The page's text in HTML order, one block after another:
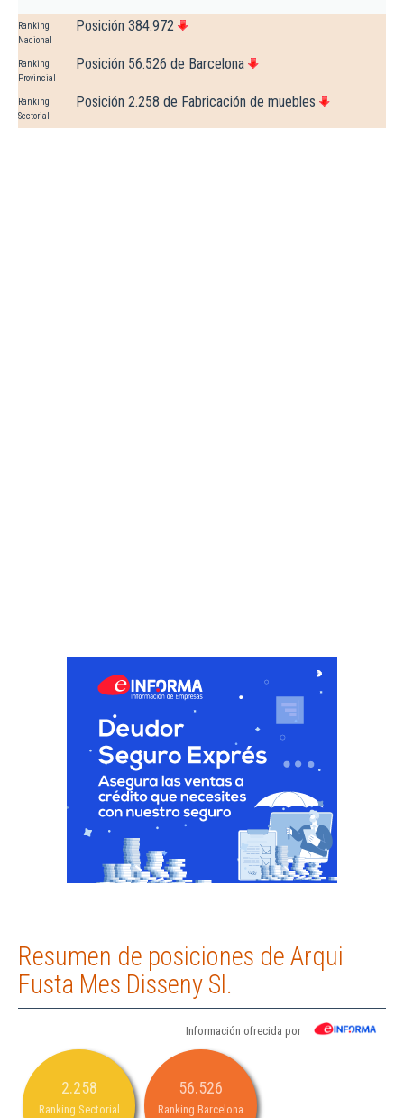
Ranking
Nacional
Posición 384.972
Ranking
Provincial
Posición 56.526 de Barcelona
Ranking
Sectorial
Posición 2.258 de Fabricación de muebles
Resumen de posiciones de Arqui
Fusta Mes Disseny Sl.
Información ofrecida por
2.258
Ranking Sectorial
56.526
Ranking Barcelona